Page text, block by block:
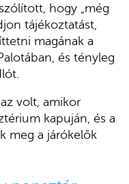
hogy „még
tájékoztatást,
magának a
és tényleg
volt, amikor
kapuján, és a
meg a járókelők